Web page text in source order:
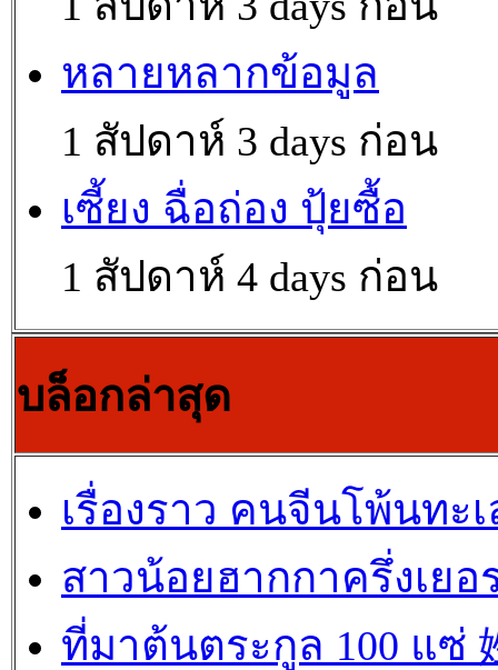
หลายหลากข้อมูล
1 สัปดาห์ 3 days ก่อน
เซี้ยง ฉื่อถ่อง ปุ้ยซื้อ
1 สัปดาห์ 4 days ก่อน
บล็อกล่าสุด
เรื่องราว คนจีนโพ้นทะ
สาวน้อยฮากกาครึ่งเยอ
ที่มาต้นตระกูล 100 แซ่